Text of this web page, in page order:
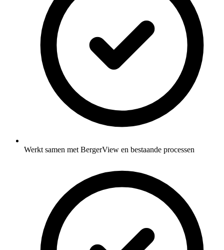
Werkt samen met BergerView en bestaande processen